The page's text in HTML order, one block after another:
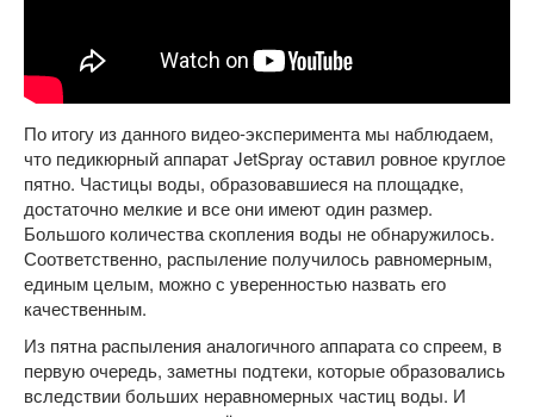
По итогу из данного видео-эксперимента мы наблюдаем,
что педикюрный аппарат JetSpray оставил ровное круглое
пятно. Частицы воды, образовавшиеся на площадке,
достаточно мелкие и все они имеют один размер.
Большого количества скопления воды не обнаружилось.
Соответственно, распыление получилось равномерным,
единым целым, можно с уверенностью назвать его
качественным.
Из пятна распыления аналогичного аппарата со спреем, в
первую очередь, заметны подтеки, которые образовались
вследствии больших неравномерных частиц воды. И